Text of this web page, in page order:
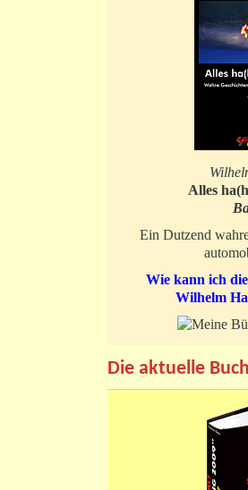
Alles
Ein Dutzend
Wie kann ich
Wilhelm
Die aktuelle